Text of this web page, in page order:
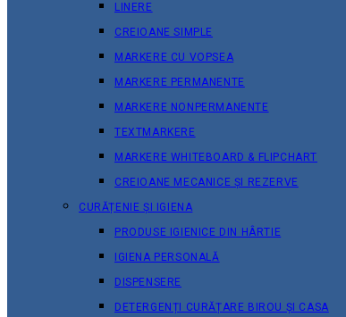
LINERE
CREIOANE SIMPLE
MARKERE CU VOPSEA
MARKERE PERMANENTE
MARKERE NONPERMANENTE
TEXTMARKERE
MARKERE WHITEBOARD & FLIPCHART
CREIOANE MECANICE ȘI REZERVE
CURĂȚENIE ȘI IGIENA
PRODUSE IGIENICE DIN HÂRTIE
IGIENA PERSONALĂ
DISPENSERE
DETERGENȚI CURĂȚARE BIROU ȘI CASA